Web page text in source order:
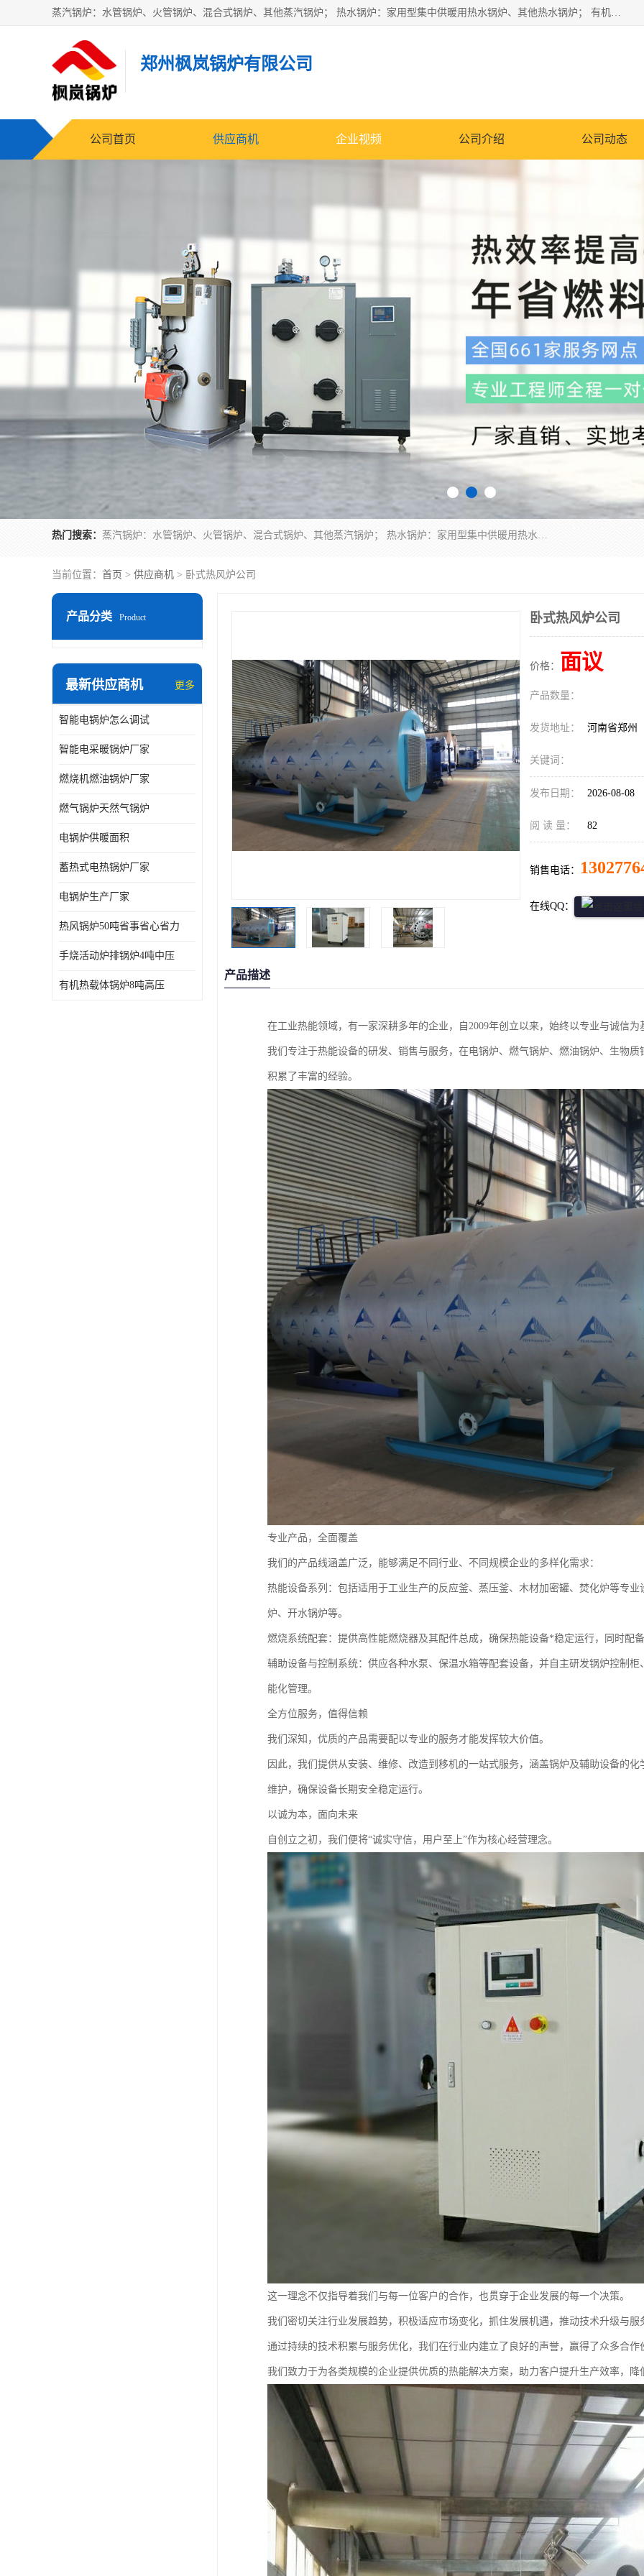
蒸汽锅炉：水管锅炉、火管锅炉、混合式锅炉、其他蒸汽锅炉； 热水锅炉：家用型集中供暖用热水锅炉、其他热水锅炉； 有机热载体锅炉； 船用蒸汽锅炉； （锅炉用辅助设备及装置）蒸汽冷凝器：表面冷凝器、混合式冷凝器、空冷式冷凝器、其他蒸汽冷凝器； 锅炉用辅助设备：节热器、蒸汽收集器、蓄能器、烟垢清除器、气体回收器、泥渣刮除器、空气预热器、其他锅炉用辅助设备；
郑州枫岚锅炉有限公司
公司首页 供应商机 企业视频 公司介绍 公司动态
热门搜索： 蒸汽锅炉：水管锅炉、火管锅炉、混合式锅炉、其他蒸汽锅炉； 热水锅炉：家用型集中供暖用热水锅炉、其他热水锅炉； 有机热载体锅炉； 船用蒸汽锅炉； （锅炉用辅助设备及装置）蒸汽冷凝器：表面冷凝器、混合式冷凝器、空冷式冷凝器、其他蒸汽冷凝器； 锅炉用辅助设备：节热器、蒸汽收集器、蓄能器、烟垢清除器、气体回收器、泥渣刮除器、空气预热器、其他锅炉用辅助设备；
当前位置： 首页 > 供应商机 > 卧式热风炉公司
产品分类 Product
最新供应商机 更多
智能电锅炉怎么调试
智能电采暖锅炉厂家
燃烧机燃油锅炉厂家
燃气锅炉天然气锅炉
电锅炉供暖面积
蓄热式电热锅炉厂家
电锅炉生产厂家
热风锅炉50吨省事省心省力
手烧活动炉排锅炉4吨中压
有机热载体锅炉8吨高压
卧式热风炉公司
价格： 面议
产品数量：
发货地址： 河南省郑州
关键词：
发布日期： 2026-08-08
阅 读 量： 82
销售电话：
在线QQ：
产品描述
在工业热能领域，有一家深耕多年的企业，自2009年创立以来，始终以专业与诚信
我们专注于热能设备的研发、销售与服务，在电锅炉、燃气锅炉、燃油锅炉、生物
积累了丰富的经验。
专业产品，全面覆盖
我们的产品线涵盖广泛，能够满足不同行业、不同规模企业的多样化需求：
热能设备系列：包括适用于工业生产的反应釜、蒸压釜、木材加密罐、焚化炉等专
炉、开水锅炉等。
燃烧系统配套：提供高性能燃烧器及其配件总成，确保热能设备*稳定运行，同时配
辅助设备与控制系统：供应各种水泵、保温水箱等配套设备，并自主研发锅炉控制
能化管理。
全方位服务，值得信赖
我们深知，优质的产品需要配以专业的服务才能发挥较大价值。
因此，我们提供从安装、维修、改造到移机的一站式服务，涵盖锅炉及辅助设备的
维护，确保设备长期安全稳定运行。
以诚为本，面向未来
自创立之初，我们便将“诚实守信，用户至上”作为核心经营理念。
这一理念不仅指导着我们与每一位客户的合作，也贯穿于企业发展的每一个决策。
我们密切关注行业发展趋势，积极适应市场变化，抓住发展机遇，推动技术升级与
通过持续的技术积累与服务优化，我们在行业内建立了良好的声誉，赢得了众多合作
我们致力于为各类规模的企业提供优质的热能解决方案，助力客户提升生产效率，降